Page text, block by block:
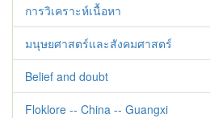
การวิเคราะห์เนื้อหา
มนุษยศาสตร์และสังคมศาสตร์
Belief and doubt
Floklore -- China -- Guangxi